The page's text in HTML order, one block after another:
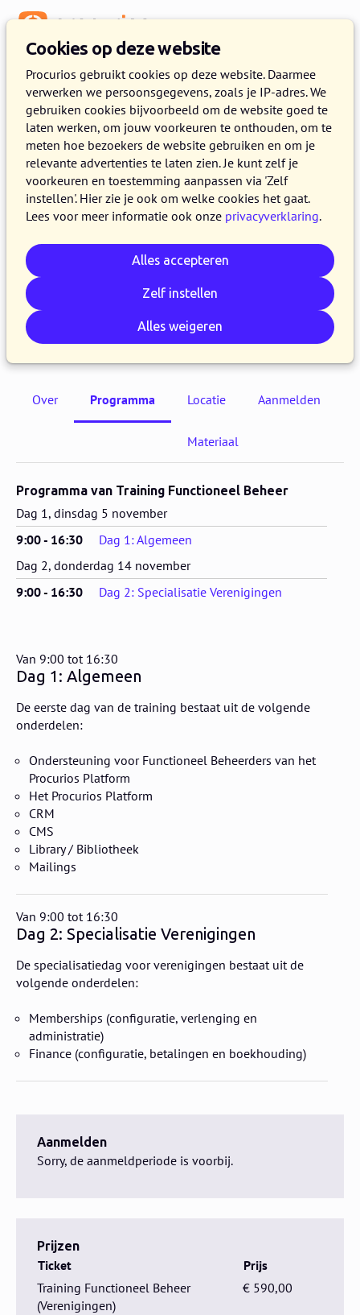
Cookies op deze website
Procurios gebruikt cookies op deze website. Daarmee
verwerken we persoonsgegevens, zoals je IP-adres. We
gebruiken cookies bijvoorbeeld om de website goed te
laten werken, om jouw voorkeuren te onthouden, om te
meten hoe bezoekers de website gebruiken en om je
relevante advertenties te laten zien. Je kunt zelf je
voorkeuren en toestemming aanpassen via 'Zelf
instellen'. Hier zie je ook om welke cookies het gaat.
Lees voor meer informatie ook onze privacyverklaring.
Alles accepteren
Zelf instellen
Alles weigeren
Training Functioneel Beheerder
(Verenigingen)
DINSDAG 5 NOVEMBER 2024 VAN 09:00 UUR TOT 16:30 UUR,
DONDERDAG 14 NOVEMBER 2024 VAN 09:00 UUR TOT 16:30 UUR
Over Programma Locatie Aanmelden
Materiaal
Programma van Training Functioneel Beheer
Dag 1, dinsdag 5 november
9:00 - 16:30
Dag 1: Algemeen
Dag 2, donderdag 14 november
9:00 - 16:30
Dag 2: Specialisatie Verenigingen
Van 9:00 tot 16:30
Dag 1: Algemeen
De eerste dag van de training bestaat uit de volgende
onderdelen:
Ondersteuning voor Functioneel Beheerders van het
Procurios Platform
Het Procurios Platform
CRM
CMS
Library / Bibliotheek
Mailings
Van 9:00 tot 16:30
Dag 2: Specialisatie Verenigingen
De specialisatiedag voor verenigingen bestaat uit de
volgende onderdelen:
Memberships (configuratie, verlenging en
administratie)
Finance (configuratie, betalingen en boekhouding)
Aanmelden
Sorry, de aanmeldperiode is voorbij.
Prijzen
Ticket
Prijs
Training Functioneel Beheer
(Verenigingen)
€ 590,00